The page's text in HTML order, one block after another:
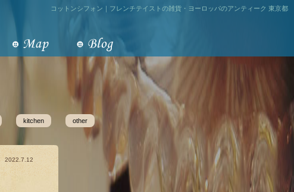
コットンシフォン｜フレンチテイストの雑貨・ヨーロッパのアンティーク 東京都
kitchen other
2022.7.12